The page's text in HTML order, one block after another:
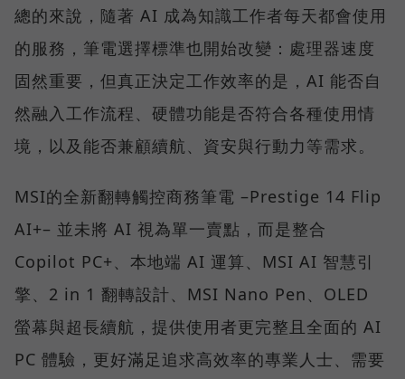
總的來說，隨著 AI 成為知識工作者每天都會使用
的服務，筆電選擇標準也開始改變：處理器速度
固然重要，但真正決定工作效率的是，AI 能否自
然融入工作流程、硬體功能是否符合各種使用情
境，以及能否兼顧續航、資安與行動力等需求。
MSI的全新翻轉觸控商務筆電 –Prestige 14 Flip
AI+– 並未將 AI 視為單一賣點，而是整合
Copilot PC+、本地端 AI 運算、MSI AI 智慧引
擎、2 in 1 翻轉設計、MSI Nano Pen、OLED
螢幕與超長續航，提供使用者更完整且全面的 AI
PC 體驗，更好滿足追求高效率的專業人士、需要